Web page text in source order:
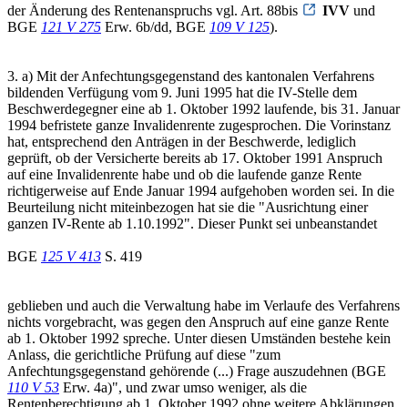
der Änderung des Rentenanspruchs vgl. Art. 88bis
IVV und
BGE 121 V 275 Erw. 6b/dd, BGE 109 V 125).
3. a) Mit der Anfechtungsgegenstand des kantonalen Verfahrens
bildenden Verfügung vom 9. Juni 1995 hat die IV-Stelle dem
Beschwerdegegner eine ab 1. Oktober 1992 laufende, bis 31. Januar
1994 befristete ganze Invalidenrente zugesprochen. Die Vorinstanz
hat, entsprechend den Anträgen in der Beschwerde, lediglich
geprüft, ob der Versicherte bereits ab 17. Oktober 1991 Anspruch
auf eine Invalidenrente habe und ob die laufende ganze Rente
richtigerweise auf Ende Januar 1994 aufgehoben worden sei. In die
Beurteilung nicht miteinbezogen hat sie die "Ausrichtung einer
ganzen IV-Rente ab 1.10.1992". Dieser Punkt sei unbeanstandet
BGE 125 V 413 S. 419
geblieben und auch die Verwaltung habe im Verlaufe des Verfahrens
nichts vorgebracht, was gegen den Anspruch auf eine ganze Rente
ab 1. Oktober 1992 spreche. Unter diesen Umständen bestehe kein
Anlass, die gerichtliche Prüfung auf diese "zum
Anfechtungsgegenstand gehörende (...) Frage auszudehnen (BGE
110 V 53 Erw. 4a)", und zwar umso weniger, als die
Rentenberechtigung ab 1. Oktober 1992 ohne weitere Abklärungen